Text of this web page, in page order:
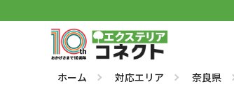
ホーム 対応エリア 奈良県